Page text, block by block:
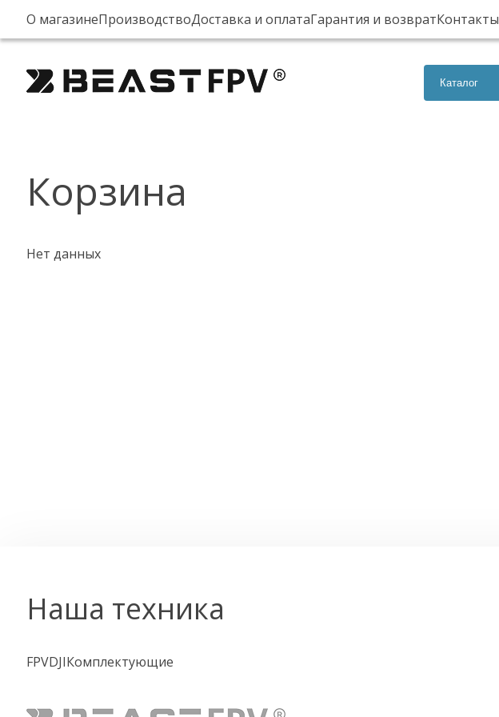
О магазинеПроизводствоДоставка и оплатаГарантия и возвратКонтакты
Каталог
Корзина
Нет данных
Наша техника
FPVDJIКомплектующие